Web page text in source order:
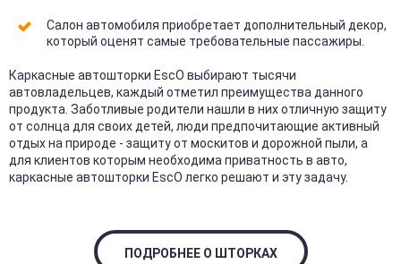
Салон автомобиля приобретает дополнительный декор,
который оценят самые требовательные пассажиры.
Каркасные автошторки EscO выбирают тысячи
автовладельцев, каждый отметил преимущества данного
продукта. Заботливые родители нашли в них отличную защиту
от солнца для своих детей, люди предпочитающие активный
отдых на природе - защиту от москитов и дорожной пыли, а
для клиентов которым необходима приватность в авто,
каркасные автошторки EscO легко решают и эту задачу.
ПОДРОБНЕЕ О ШТОРКАХ